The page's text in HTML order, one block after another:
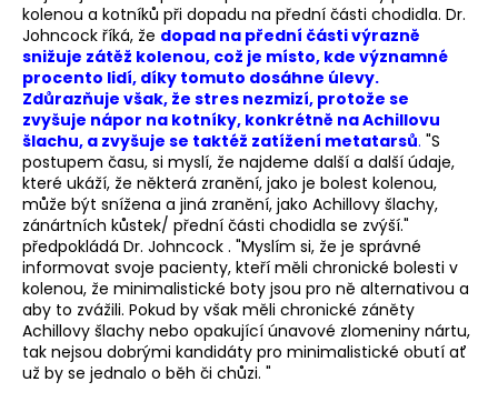
kolenou a kotníků při dopadu na přední části chodidla. Dr.
Johncock říká, že dopad na přední části výrazně
snižuje zátěž kolenou, což je místo, kde významné
procento lidí, díky tomuto dosáhne úlevy.
Zdůrazňuje však, že stres nezmizí, protože se
zvyšuje nápor na kotníky, konkrétně na Achillovu
šlachu, a zvyšuje se taktéž zatížení metatarsů. "S
postupem času, si myslí, že najdeme další a další údaje,
které ukáží, že některá zranění, jako je bolest kolenou,
může být snížena a jiná zranění, jako Achillovy šlachy,
zánártních kůstek/ přední části chodidla se zvýší."
předpokládá Dr. Johncock . "Myslím si, že je správné
informovat svoje pacienty, kteří měli chronické bolesti v
kolenou, že minimalistické boty jsou pro ně alternativou a
aby to zvážili. Pokud by však měli chronické záněty
Achillovy šlachy nebo opakující únavové zlomeniny nártu,
tak nejsou dobrými kandidáty pro minimalistické obutí ať
už by se jednalo o běh či chůzi. "